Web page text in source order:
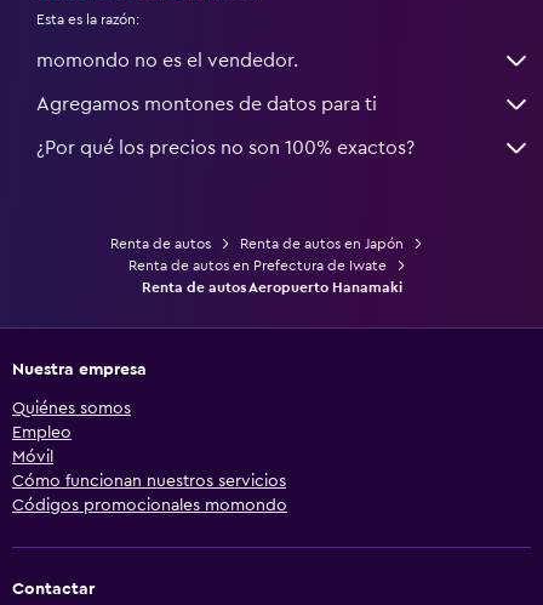
Esta es la razón:
momondo no es el vendedor.
Agregamos montones de datos para ti
¿Por qué los precios no son 100% exactos?
Renta de autos
Renta de autos en Japón
Renta de autos en Prefectura de Iwate
Renta de autos Aeropuerto Hanamaki
Nuestra empresa
Quiénes somos
Empleo
Móvil
Cómo funcionan nuestros servicios
Códigos promocionales momondo
Contactar